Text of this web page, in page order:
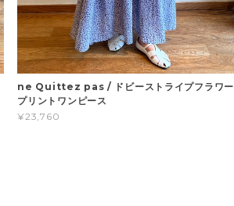
ne Quittez pas / ドビーストライプフラワー
プリントワンピース
¥23,760